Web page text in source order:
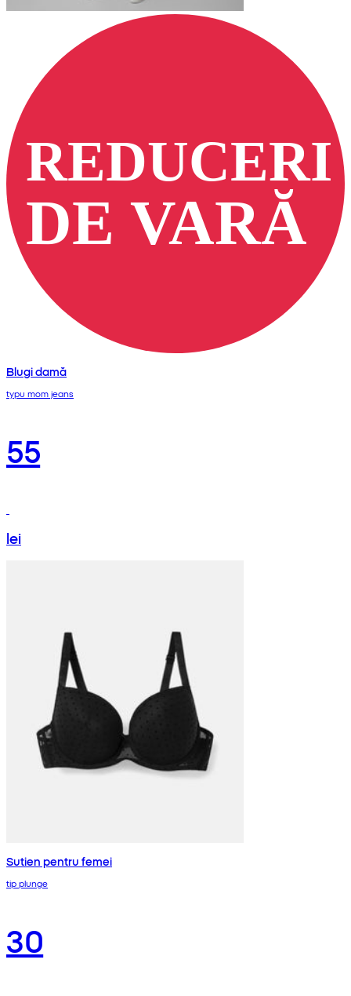
Blugi damă
typu mom jeans
55
lei
Sutien pentru femei
tip plunge
30